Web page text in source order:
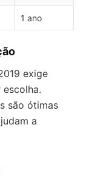
1 ano
exige
são ótimas
a